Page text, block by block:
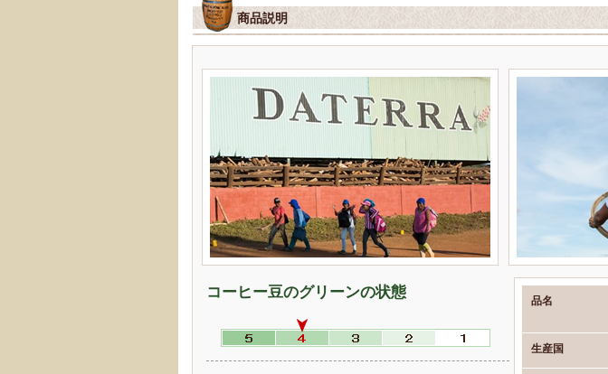
商品説明
コーヒー豆のグリーンの状態 品名
生産国